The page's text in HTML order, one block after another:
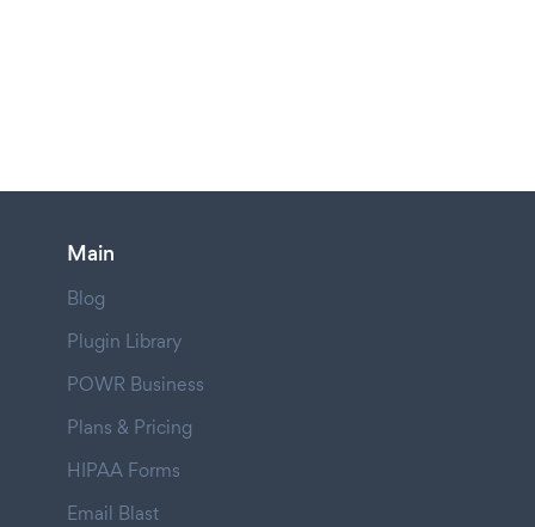
Main
Blog
Plugin Library
POWR Business
Plans & Pricing
HIPAA Forms
Email Blast